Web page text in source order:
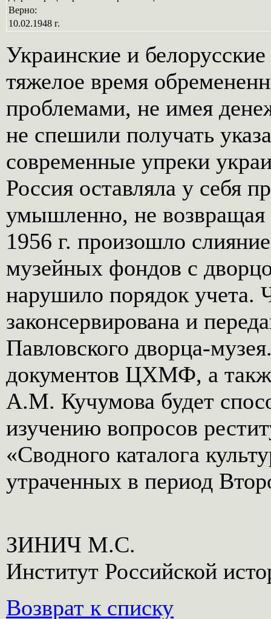
Верно:
10.02.1948 г.
Украинские и
тяжелое время
проблемами, не имея
не спешили получать
современные упреки
Россия оставляла у себя
умышленно, не
1956 г. произошло
музейных фондов с
нарушило порядок
законсервирована и
Павловского дворца-
документов ЦХМФ, а
A.M. Кучумова будет
изучению вопросов
«Сводного каталога
утраченных в период
Как часто мы сталкиваемся со сложными ситуациями, где не видим какое решение
принять, какой выбор сделать? Поможет в решении этих вопросов
ЗИНИЧ М.С.
Институт Российской
Возврат к списку